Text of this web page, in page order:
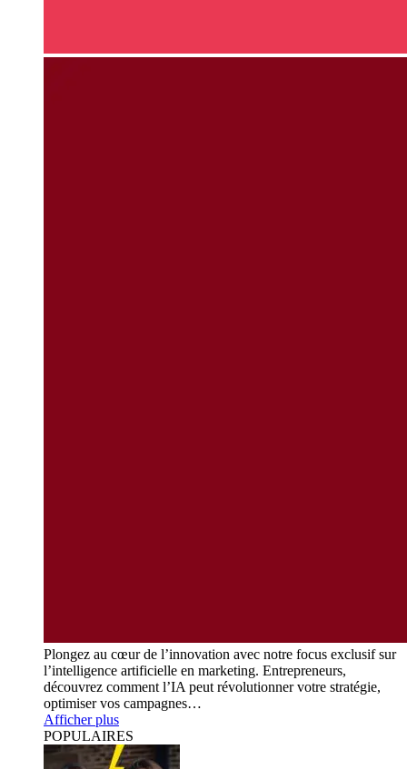
Plongez au cœur de l’innovation avec notre focus exclusif sur
l’intelligence artificielle en marketing. Entrepreneurs,
découvrez comment l’IA peut révolutionner votre stratégie,
optimiser vos campagnes…
Afficher plus
POPULAIRES